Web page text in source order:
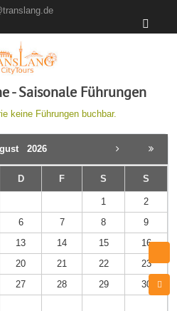
- Saisonale Führungen
keine Führungen buchbar.
2026
D F S S
1
2
6 7 8
9
13 14 15
16
20 21 22
23
27 28 29
30